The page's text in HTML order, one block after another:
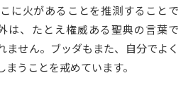
国際・グローバルに強い大学特
集
奨学金・特待生制度特集
に火があることを推測することで
は、たとえ権威ある聖典の言葉で
ません。ブッダもまた、自分でよく
うことを戒めています。